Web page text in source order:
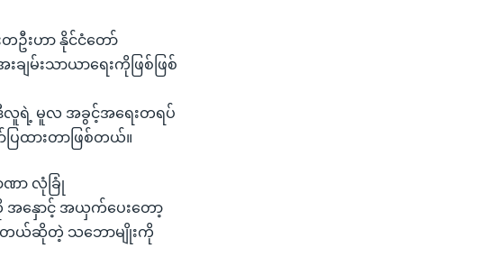
တဦးဟာ နိုင်ငံတော်
ချမ်းသာယာရေးကိုဖြစ်ဖြစ်
လူရဲ့ မူလ အခွင့်အရေးတရပ်
ထားတာဖြစ်တယ်။
ဏာ လုံခြုံ
နှောင့် အယှက်ပေးတော့
တယ်ဆိုတဲ့ သဘောမျိုးကို